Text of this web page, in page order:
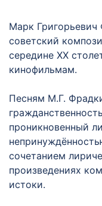
Марк
советский
середине XX
кинофильмам.
Песням М.Г.
проникновенный
сочетанием
произведениях
истоки.